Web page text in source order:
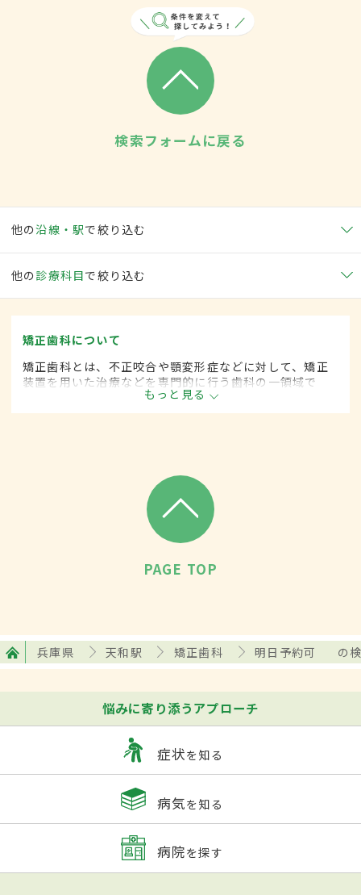
検索フォームに戻る
他の沿線・駅で絞り込む
他の 診療科目で絞り込む
矯正歯科について
矯正歯科とは、不正咬合や顎変形症などに対して、矯正
装置を用いた治療などを専門的に行う歯科の一領域で
もっと見る
PAGE TOP
兵庫県 天和駅 矯正歯科 明日予約可 の
悩みに寄り添うアプローチ
症状を知る
病気を知る
病院を探す